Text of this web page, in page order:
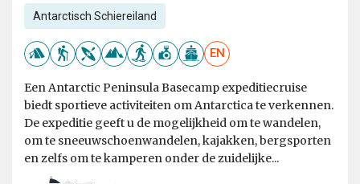
Antarctisch Schiereiland
EN
Een Antarctic Peninsula Basecamp expeditiecruise
biedt sportieve activiteiten om Antarctica te verkennen.
De expeditie geeft u de mogelijkheid om te wandelen,
om te sneeuwschoenwandelen, kajakken, bergsporten
en zelfs om te kamperen onder de zuidelijke...